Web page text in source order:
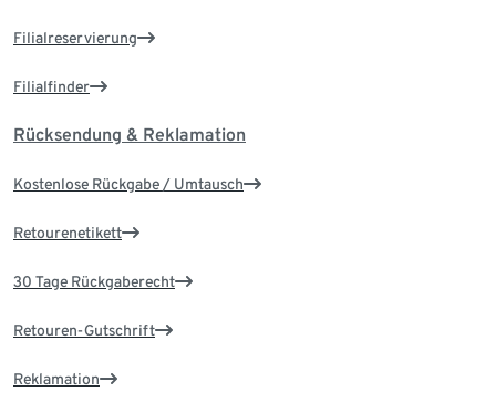
Filialreservierung
Filialfinder
Rücksendung & Reklamation
Kostenlose Rückgabe / Umtausch
Retourenetikett
30 Tage Rückgaberecht
Retouren-Gutschrift
Reklamation